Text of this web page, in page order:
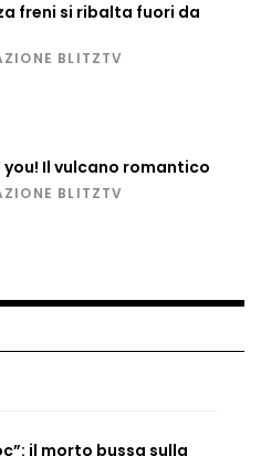
passaggio a livello:
attrazione cede
a Mosca
freni si ribalta fuori da
BLITZTV
you! Il vulcano romantico
BLITZTV
il morto bussa sulla